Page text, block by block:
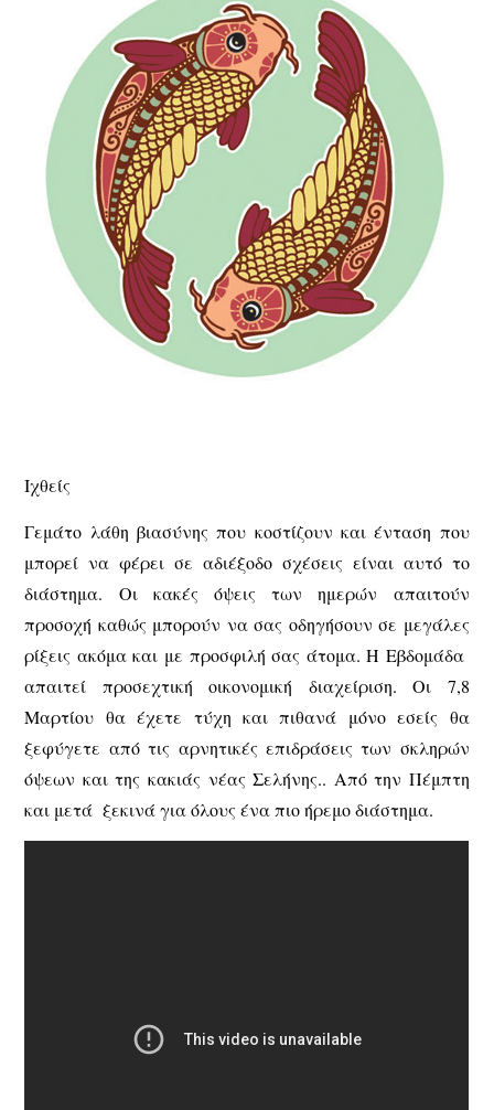
Ιχθείς
Γεμάτο λάθη βιασύνης που κοστίζουν και ένταση που
μπορεί να φέρει σε αδιέξοδο σχέσεις είναι αυτό το
διάστημα. Οι κακές όψεις των ημερών απαιτούν
προσοχή καθώς μπορούν να σας οδηγήσουν σε μεγάλες
ρίξεις ακόμα και με προσφιλή σας άτομα. Η Εβδομάδα
απαιτεί προσεχτική οικονομική διαχείριση. Οι 7,8
Μαρτίου θα έχετε τύχη και πιθανά μόνο εσείς θα
ξεφύγετε από τις αρνητικές επιδράσεις των σκληρών
όψεων και της κακιάς νέας Σελήνης.. Από την Πέμπτη
και μετά ξεκινά για όλους ένα πιο ήρεμο διάστημα.